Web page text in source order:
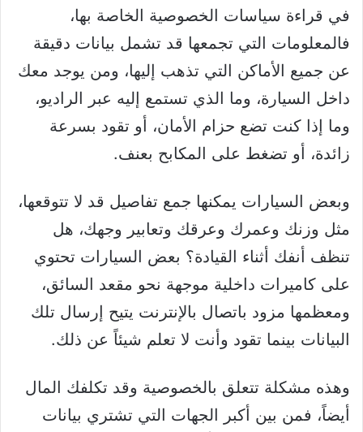
في قراءة سياسات الخصوصية الخاصة بها،
فالمعلومات التي تجمعها قد تشمل بيانات دقيقة
عن جميع الأماكن التي تذهب إليها، ومن يوجد معك
داخل السيارة، وما الذي تستمع إليه عبر الراديو،
وما إذا كنت تضع حزام الأمان، أو تقود بسرعة
زائدة، أو تضغط على المكابح بعنف.
وبعض السيارات يمكنها جمع تفاصيل قد لا تتوقعها،
مثل وزنك وعمرك وعرقك وتعابير وجهك، هل
تنظف أنفك أثناء القيادة؟ بعض السيارات تحتوي
على كاميرات داخلية موجهة نحو مقعد السائق،
ومعظمها مزود باتصال بالإنترنت يتيح إرسال تلك
البيانات بينما تقود وأنت لا تعلم شيئاً عن ذلك.
وهذه مشكلة تتعلق بالخصوصية وقد تكلفك المال
أيضاً، فمن بين أكبر الجهات التي تشتري بيانات